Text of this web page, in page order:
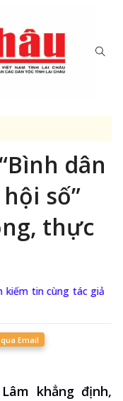
dân
số”
thực
kiếm tin cùng tác giả
Email
khẳng định,